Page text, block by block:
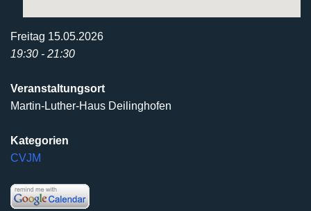
Freitag 15.05.2026
19:30 - 21:30
Veranstaltungsort
Martin-Luther-Haus Deilinghofen
Kategorien
CVJM